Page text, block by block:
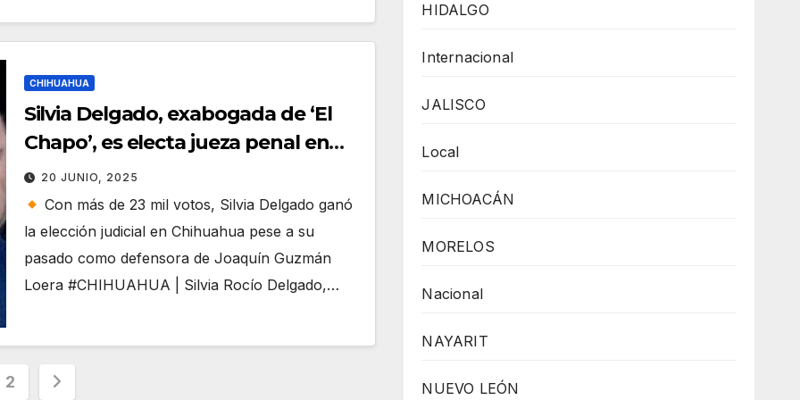
CHIHUAHUA
Silvia Delgado, exabogada de ‘El
Chapo’, es electa jueza penal en
Ciudad Juárez
20 JUNIO, 2025
Con más de 23 mil votos, Silvia Delgado ganó
la elección judicial en Chihuahua pese a su
pasado como defensora de Joaquín Guzmán
Loera #CHIHUAHUA | Silvia Rocío Delgado,…
2
HIDALGO
Internacional
JALISCO
Local
MICHOACÁN
MORELOS
Nacional
NAYARIT
NUEVO LEÓN